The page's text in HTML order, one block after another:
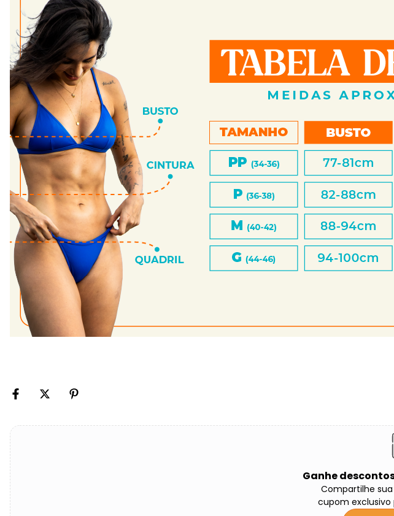
Ganhe
Compartilhe
cupom exclusivo